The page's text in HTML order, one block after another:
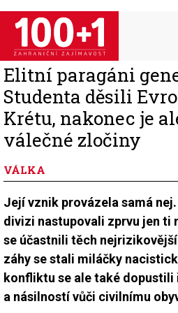
Přejít
hlavnímu
obsahu
Elitní paragáni
Studenta děsili
Krétu, nakonec je
válečné zločiny
VÁLKA
Její vznik provázela samá
divizi nastupovali zprvu jen ti
se účastnili těch
záhy se stali miláčky
konfliktu se ale také dopustili
a násilností vůči civilnímu